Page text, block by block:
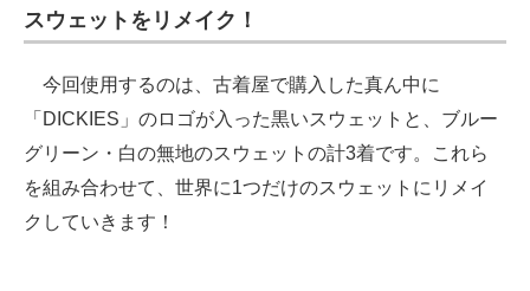
ちょっと気になるネットの話題
スウェットをリメイク！
今回使用するのは、古着屋で購入した真ん中に
「DICKIES」のロゴが入った黒いスウェットと、ブルー
グリーン・白の無地のスウェットの計3着です。これら
を組み合わせて、世界に1つだけのスウェットにリメイ
クしていきます！